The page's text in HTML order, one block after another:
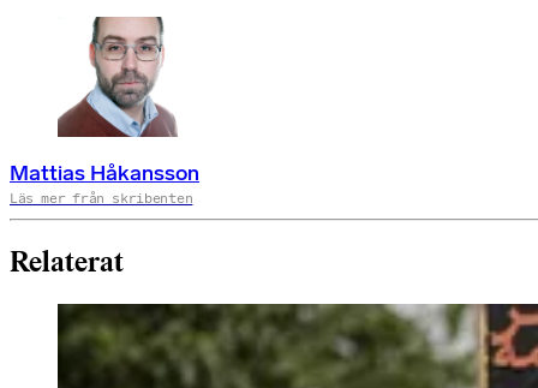
Mattias Håkansson
Läs mer från skribenten
Relaterat